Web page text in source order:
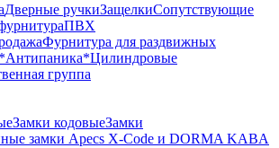
Дверные ручкиЗащелкиСопутствующие
ПВХ
Фурнитура для раздвижных
Цилиндровые
группа
Замки кодовыеЗамки
замки Apecs X-Code и DORMA KABA